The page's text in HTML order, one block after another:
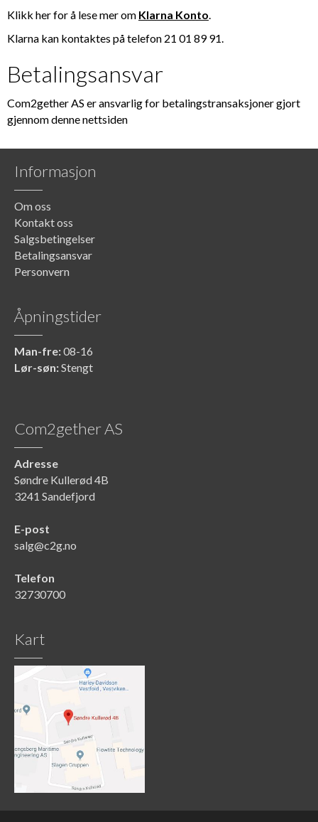
Klikk her for å lese mer om Klarna Konto.
Klarna kan kontaktes på telefon 21 01 89 91.
Betalingsansvar
Com2gether AS er ansvarlig for betalingstransaksjoner gjort
gjennom denne nettsiden
Informasjon
Om oss
Kontakt oss
Salgsbetingelser
Betalingsansvar
Personvern
Åpningstider
Man-fre:08-16
Lør-søn:Stengt
Com2gether AS
Adresse
Søndre Kullerød 4B
3241 Sandefjord
E-post
salg@c2g.no
Telefon
32730700
Kart